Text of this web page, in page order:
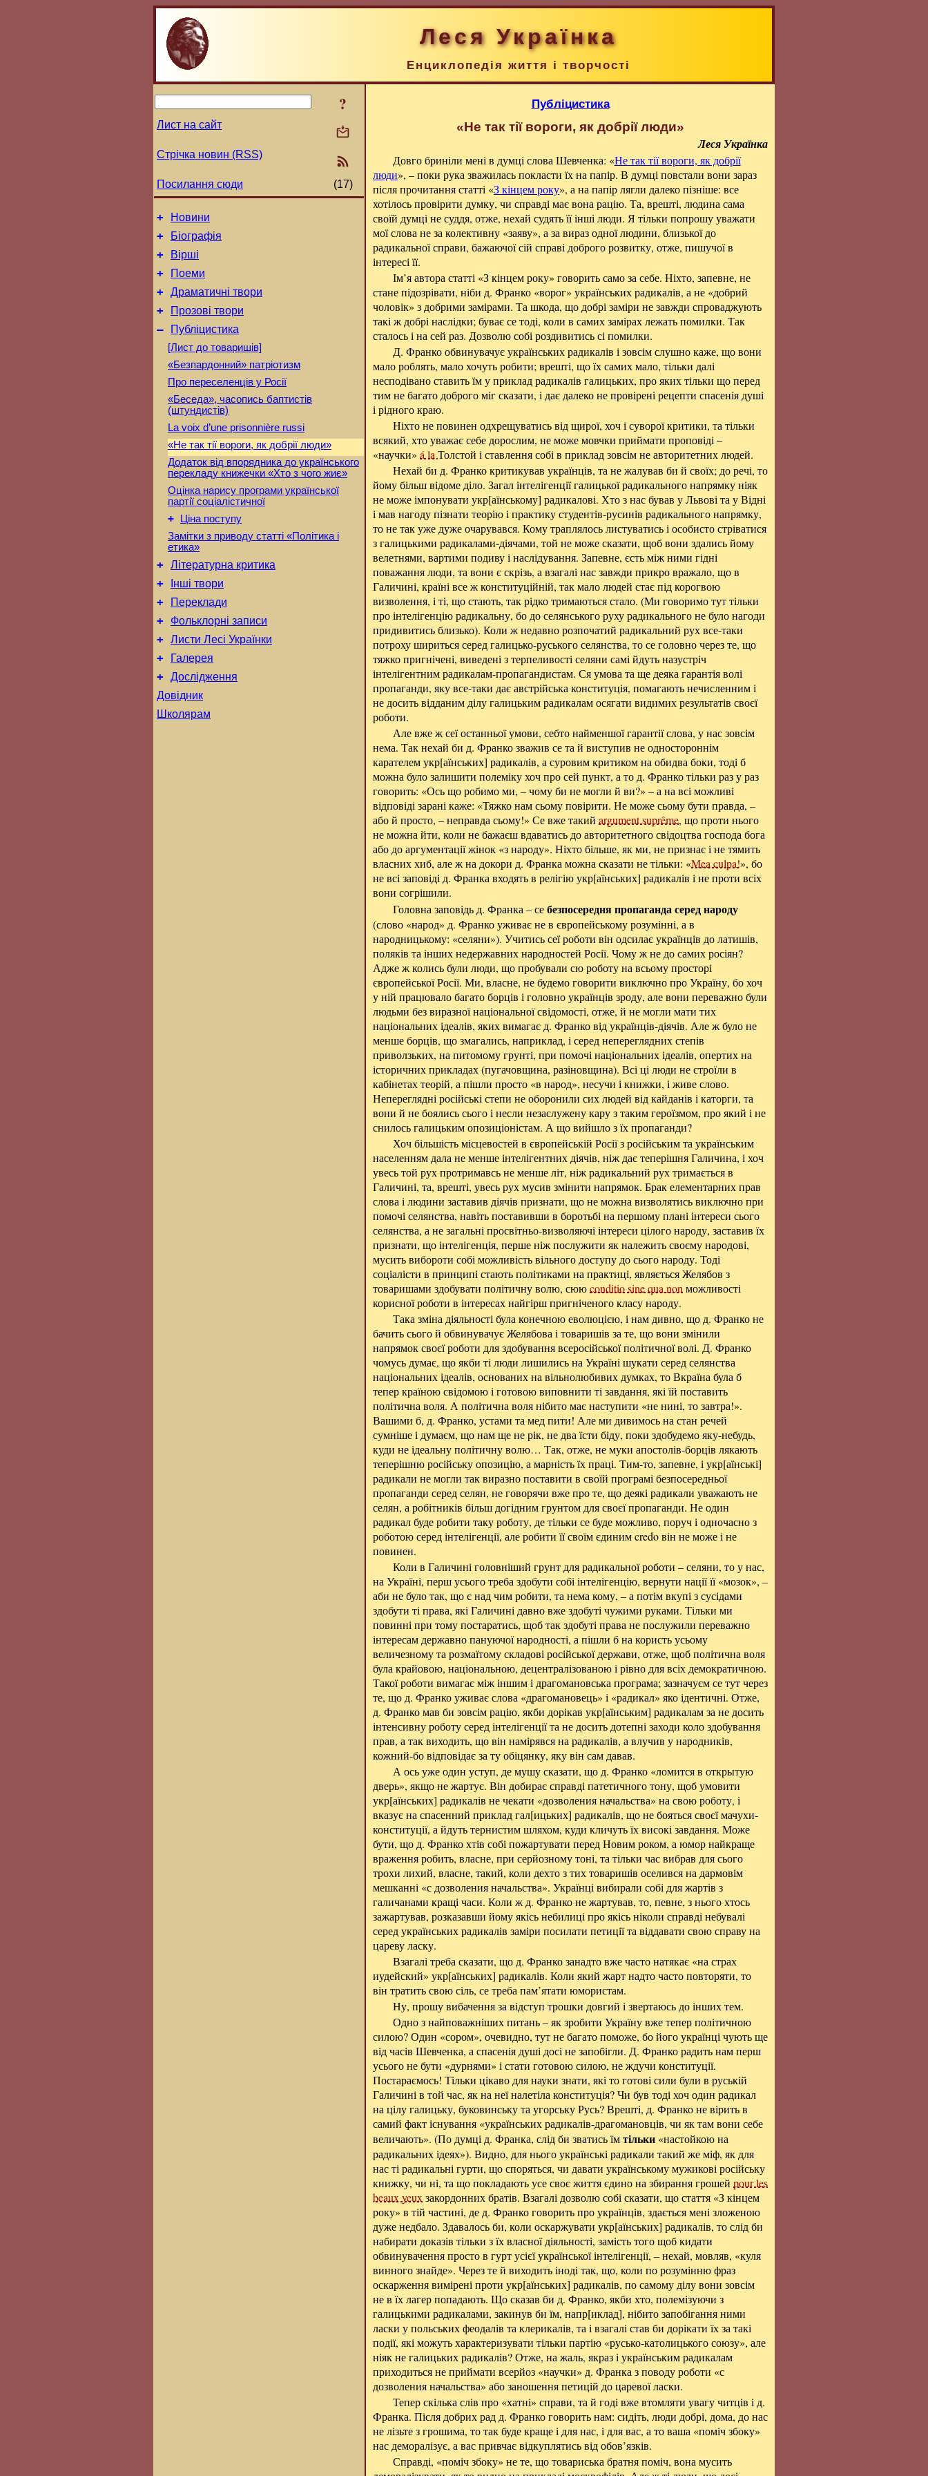
Леся Українка
Енциклопедія життя і творчості
?
Лист на сайт
Стрічка новин (RSS)
Посилання сюди (17)
+ Новини
+ Біографія
+ Вірші
+ Поеми
+ Драматичні твори
+ Прозові твори
– Публіцистика
[Лист до товаришів]
«Безпардонний» патріотизм
Про переселенців у Росії
«Беседа», часопись баптистів
(штундистів)
La voix d’une prisonnière russi
«Не так тії вороги, як добрії люди»
Додаток від впорядника до українського
перекладу книжечки «Хто з чого жиє»
Оцінка нарису програми української
партії соціалістичної
+
Ціна поступу
Замітки з приводу статті «Політика і
етика»
+ Літературна критика
+ Інші твори
+ Переклади
+ Фольклорні записи
+ Листи Лесі Українки
+ Галерея
+ Дослідження
Довідник
Школярам
Публіцистика
«Не так тії вороги, як добрії люди»
Леся Українка
Довго бриніли мені в думці слова Шевченка: «Не так тії вороги, як добрії
люди», – поки рука зважилась покласти їх на папір. В думці повстали вони зараз
після прочитання статті «З кінцем року», а на папір лягли далеко пізніше: все
хотілось провірити думку, чи справді має вона рацію. Та, врешті, людина сама
своїй думці не суддя, отже, нехай судять її інші люди. Я тільки попрошу уважати
мої слова не за колективну «заяву», а за вираз одної людини, близької до
радикальної справи, бажаючої сій справі доброго розвитку, отже, пишучої в
інтересі її.
Ім’я автора статті «З кінцем року» говорить само за себе. Ніхто, запевне, не
стане підозрівати, ніби д. Франко «ворог» українських радикалів, а не «добрий
чоловік» з добрими замірами. Та шкода, що добрі заміри не завжди спроваджують
такі ж добрі наслідки; буває се тоді, коли в самих замірах лежать помилки. Так
сталось і на сей раз. Дозволю собі роздивитись сі помилки.
Д. Франко обвинувачує українських радикалів і зовсім слушно каже, що вони
мало роблять, мало хочуть робити; врешті, що їх самих мало, тільки далі
несподівано ставить їм у приклад радикалів галицьких, про яких тільки що перед
тим не багато доброго міг сказати, і дає далеко не провірені рецепти спасенія душі
і рідного краю.
Ніхто не повинен одхрещуватись від щирої, хоч і суворої критики, та тільки
всякий, хто уважає себе дорослим, не може мовчки приймати проповіді –
«научки» á la Толстой і ставлення собі в приклад зовсім не авторитетних людей.
Нехай би д. Франко критикував українців, та не жалував би й своїх; до речі, то
йому більш відоме діло. Загал інтелігенції галицької радикального напрямку ніяк
не може імпонувати укр[аїнському] радикалові. Хто з нас бував у Львові та у Відні
і мав нагоду пізнати теорію і практику студентів-русинів радикального напрямку,
то не так уже дуже очарувався. Кому траплялось листуватись і особисто стріватися
з галицькими радикалами-діячами, той не може сказати, щоб вони здались йому
велетнями, вартими подиву і наслідування. Запевне, єсть між ними гідні
поважання люди, та вони є скрізь, а взагалі нас завжди прикро вражало, що в
Галичині, країні все ж конституційній, так мало людей стає під корогвою
визволення, і ті, що стають, так рідко тримаються стало. (Ми говоримо тут тільки
про інтелігенцію радикальну, бо до селянського руху радикального не було нагоди
придивитись близько). Коли ж недавно розпочатий радикальний рух все-таки
потроху шириться серед галицько-руського селянства, то се головно через те, що
тяжко пригнічені, виведені з терпеливості селяни самі йдуть назустріч
інтелігентним радикалам-пропагандистам. Ся умова та ще деяка гарантія волі
пропаганди, яку все-таки дає австрійська конституція, помагають нечисленним і
не досить відданим ділу галицьким радикалам осягати видимих результатів своєї
роботи.
Але вже ж сеї останньої умови, себто найменшої гарантії слова, у нас зовсім
нема. Так нехай би д. Франко зважив се та й виступив не одностороннім
карателем укр[аїнських] радикалів, а суровим критиком на обидва боки, тоді б
можна було залишити полеміку хоч про сей пункт, а то д. Франко тільки раз у раз
говорить: «Ось що робимо ми, – чому би не могли й ви?» – а на всі можливі
відповіді зарані каже: «Тяжко нам сьому повірити. Не може сьому бути правда, –
або й просто, – неправда сьому!» Се вже такий argument suprême, що проти нього
не можна йти, коли не бажаєш вдаватись до авторитетного свідоцтва господа бога
або до аргументації жінок «з народу». Ніхто більше, як ми, не признає і не тямить
власних хиб, але ж на докори д. Франка можна сказати не тільки: «Mea culpa!», бо
не всі заповіді д. Франка входять в релігію укр[аїнських] радикалів і не проти всіх
вони согрішили.
Головна заповідь д. Франка – себезпосередня пропаганда серед народу
(слово «народ» д. Франко уживає не в європейському розумінні, а в
народницькому: «селяни»). Учитись сеї роботи він одсилає українців до латишів,
поляків та інших недержавних народностей Росії. Чому ж не до самих росіян?
Адже ж колись були люди, що пробували сю роботу на всьому просторі
європейської Росії. Ми, власне, не будемо говорити виключно про Україну, бо хоч
у ній працювало багато борців і головно українців зроду, але вони переважно були
людьми без виразної національної свідомості, отже, й не могли мати тих
національних ідеалів, яких вимагає д. Франко від українців-діячів. Але ж було не
менше борців, що змагались, наприклад, і серед непереглядних степів
приволзьких, на питомому грунті, при помочі національних ідеалів, опертих на
історичних прикладах (пугачовщина, разіновщина). Всі ці люди не строїли в
кабінетах теорій, а пішли просто «в народ», несучи і книжки, і живе слово.
Непереглядні російські степи не оборонили сих людей від кайданів і каторги, та
вони й не боялись сього і несли незаслужену кару з таким героїзмом, про який і не
снилось галицьким опозиціоністам. А що вийшло з їх пропаганди?
Хоч більшість місцевостей в європейській Росії з російським та українським
населенням дала не менше інтелігентних діячів, ніж дає теперішня Галичина, і хоч
увесь той рух протримавсь не менше літ, ніж радикальний рух тримається в
Галичині, та, врешті, увесь рух мусив змінити напрямок. Брак елементарних прав
слова і людини заставив діячів признати, що не можна визволятись виключно при
помочі селянства, навіть поставивши в боротьбі на першому плані інтереси сього
селянства, а не загальні просвітньо-визволяючі інтереси цілого народу, заставив їх
признати, що інтелігенція, перше ніж послужити як належить своєму народові,
мусить вибороти собі можливість вільного доступу до сього народу. Тоді
соціалісти в принципі стають політиками на практиці, являється Желябов з
товаришами здобувати політичну волю, сююconditio sine qua non можливості
корисної роботи в інтересах найгірш пригніченого класу народу.
Така зміна діяльності була конечною еволюцією, і нам дивно, що д. Франко не
бачить сього й обвинувачує Желябова і товаришів за те, що вони змінили
напрямок своєї роботи для здобування всеросійської політичної волі. Д. Франко
чомусь думає, що якби ті люди лишились на Україні шукати серед селянства
національних ідеалів, основаних на вільнолюбивих думках, то Вкраїна була б
тепер країною свідомою і готовою виповнити ті завдання, які їй поставить
політична воля. А політична воля нібито має наступити «не нині, то завтра!».
Вашими б, д. Франко, устами та мед пити! Але ми дивимось на стан речей
сумніше і думаєм, що нам ще не рік, не два їсти біду, поки здобудемо яку-небудь,
куди не ідеальну політичну волю… Так, отже, не муки апостолів-борців лякають
теперішню російську опозицію, а марність їх праці. Тим-то, запевне, і укр[аїнські]
радикали не могли так виразно поставити в своїй програмі безпосередньої
пропаганди серед селян, не говорячи вже про те, що деякі радикали уважають не
селян, а робітників більш догідним грунтом для своєї пропаганди. Не один
радикал буде робити таку роботу, де тільки се буде можливо, поруч і одночасно з
роботою серед інтелігенції, але робити її своїм єдиним credo він не може і не
повинен.
Коли в Галичині головніший грунт для радикальної роботи – селяни, то у нас,
на Україні, перш усього треба здобути собі інтелігенцію, вернути нації її «мозок», –
аби не було так, що є над чим робити, та нема кому, – а потім вкупі з сусідами
здобути ті права, які Галичині давно вже здобуті чужими руками. Тільки ми
повинні при тому постаратись, щоб так здобуті права не послужили переважно
інтересам державно пануючої народності, а пішли б на користь усьому
величезному та розмаїтому складові російської держави, отже, щоб політична воля
була крайовою, національною, децентралізованою і рівно для всіх демократичною.
Такої роботи вимагає між іншим і драгомановська програма; зазначуєм се тут через
те, що д. Франко уживає слова «драгомановець» і «радикал» яко ідентичні. Отже,
д. Франко мав би зовсім рацію, якби дорікав укр[аїнським] радикалам за не досить
інтенсивну роботу серед інтелігенції та не досить дотепні заходи коло здобування
прав, а так виходить, що він намірявся на радикалів, а влучив у народників,
кожний-бо відповідає за ту обіцянку, яку він сам давав.
А ось уже один уступ, де мушу сказати, що д. Франко «ломится в открытую
дверь», якщо не жартує. Він добирає справді патетичного тону, щоб умовити
укр[аїнських] радикалів не чекати «дозволения начальства» на свою роботу, і
вказує на спасенний приклад гал[ицьких] радикалів, що не бояться своєї мачухи-
конституції, а йдуть тернистим шляхом, куди кличуть їх високі завдання. Може
бути, що д. Франко хтів собі пожартувати перед Новим роком, а юмор найкраще
враження робить, власне, при серйозному тоні, та тільки час вибрав для сього
трохи лихий, власне, такий, коли дехто з тих товаришів оселився на дармовім
мешканні «с дозволения начальства». Українці вибирали собі для жартів з
галичанами кращі часи. Коли ж д. Франко не жартував, то, певне, з нього хтось
зажартував, розказавши йому якісь небилиці про якісь ніколи справді небувалі
серед українських радикалів заміри посилати петиції та віддавати свою справу на
цареву ласку.
Взагалі треба сказати, що д. Франко занадто вже часто натякає «на страх
иудейский» укр[аїнських] радикалів. Коли який жарт надто часто повторяти, то
він тратить свою сіль, се треба пам’ятати юмористам.
Ну, прошу вибачення за відступ трошки довгий і звертаюсь до інших тем.
Одно з найповажніших питань – як зробити Україну вже тепер політичною
силою? Один «сором», очевидно, тут не багато поможе, бо його українці чують ще
від часів Шевченка, а спасенія душі досі не запобігли. Д. Франко радить нам перш
усього не бути «дурнями» і стати готовою силою, не ждучи конституції.
Постараємось! Тільки цікаво для науки знати, які то готові сили були в руській
Галичині в той час, як на неї налетіла конституція? Чи був тоді хоч один радикал
на цілу галицьку, буковинську та угорську Русь? Врешті, д. Франко не вірить в
самий факт існування «українських радикалів-драгомановців, чи як там вони себе
величають». (По думці д. Франка, слід би зватись їмтільки «настойкою на
радикальних ідеях»). Видно, для нього українські радикали такий же міф, як для
нас ті радикальні гурти, що споряться, чи давати українському мужикові російську
книжку, чи ні, та що покладають усе своє життя єдино на збирання грошей pour les
beaux yeux закордонних братів. Взагалі дозволю собі сказати, що стаття «З кінцем
року» в тій частині, де д. Франко говорить про українців, здається мені зложеною
дуже недбало. Здавалось би, коли оскаржувати укр[аїнських] радикалів, то слід би
набирати доказів тільки з їх власної діяльності, замість того щоб кидати
обвинувачення просто в гурт усієї української інтелігенції, – нехай, мовляв, «куля
винного знайде». Через те й виходить іноді так, що, коли по розумінню фраз
оскарження вимірені проти укр[аїнських] радикалів, по самому ділу вони зовсім
не в їх лагер попадають. Що сказав би д. Франко, якби хто, полемізуючи з
галицькими радикалами, закинув би їм, напр[иклад], нібито запобігання ними
ласки у польських феодалів та клерикалів, та і взагалі став би дорікати їх за такі
події, які можуть характеризувати тільки партію «русько-католицького союзу», але
ніяк не галицьких радикалів? Отже, на жаль, якраз і українським радикалам
приходиться не приймати всерйоз «научки» д. Франка з поводу роботи «с
дозволения начальства» або заношення петицій до царевої ласки.
Тепер скілька слів про «хатні» справи, та й годі вже втомляти увагу читців і д.
Франка. Після добрих рад д. Франко говорить нам: сидіть, люди добрі, дома, до нас
не лізьте з грошима, то так буде краще і для нас, і для вас, а то ваша «поміч збоку»
нас деморалізує, а вас привчає відкуплятись від обов’язків.
Справді, «поміч збоку» не те, що товариська братня поміч, вона мусить